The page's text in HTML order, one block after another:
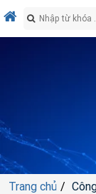
Trang chủ